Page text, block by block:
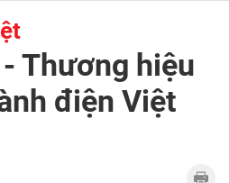
Thương hiệu
điện Việt